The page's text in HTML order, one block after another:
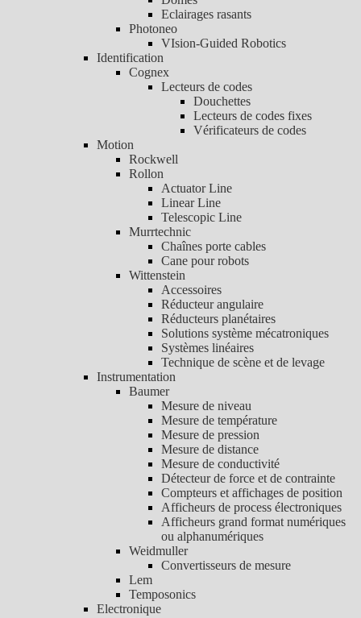
Eclairages rasants
Photoneo
VIsion-Guided Robotics
Identification
Cognex
Lecteurs de codes
Douchettes
Lecteurs de codes fixes
Vérificateurs de codes
Motion
Rockwell
Rollon
Actuator Line
Linear Line
Telescopic Line
Murrtechnic
Chaînes porte cables
Cane pour robots
Wittenstein
Accessoires
Réducteur angulaire
Réducteurs planétaires
Solutions système mécatroniques
Systèmes linéaires
Technique de scène et de levage
Instrumentation
Baumer
Mesure de niveau
Mesure de température
Mesure de pression
Mesure de distance
Mesure de conductivité
Détecteur de force et de contrainte
Compteurs et affichages de position
Afficheurs de process électroniques
Afficheurs grand format numériques
ou alphanumériques
Weidmuller
Convertisseurs de mesure
Lem
Temposonics
Electronique